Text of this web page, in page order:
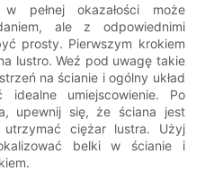
pełnej okazałości może
ale z odpowiednimi
prosty. Pierwszym krokiem
lustro. Weź pod uwagę takie
na ścianie i ogólny układ
idealne umiejscowienie. Po
upewnij się, że ściana jest
ciężar lustra. Użyj
belki w ścianie i